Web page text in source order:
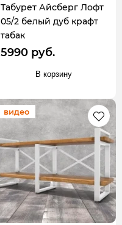
Табурет Айсберг Лофт
05/2 белый дуб крафт
табак
5990 руб.
В корзину
видео